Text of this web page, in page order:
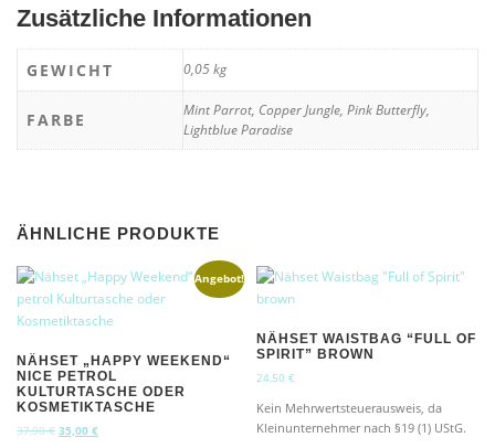
Zusätzliche Informationen
GEWICHT 0,05 kg
FARBE
Mint Parrot, Copper Jungle, Pink Butterfly,
Lightblue Paradise
ÄHNLICHE PRODUKTE
Angebot!
NÄHSET „HAPPY WEEKEND“
NICE PETROL
KULTURTASCHE ODER
KOSMETIKTASCHE
37,90€ U
35,00 €A
NÄHSET WAISTBAG “FULL OF
SPIRIT” BROWN
24,50€
Kein Mehrwertsteuerausweis, da
Kleinunternehmer nach §19 (1) UStG.